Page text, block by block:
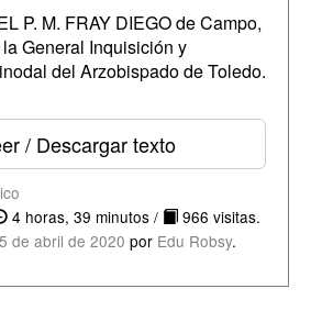
P. M. FRAY DIEGO de Campo,
General Inquisición y
del Arzobispado de Toledo.
/ Descargar texto
4 horas, 39 minutos /
966 visitas.
5 de abril de 2020 por Edu Robsy.